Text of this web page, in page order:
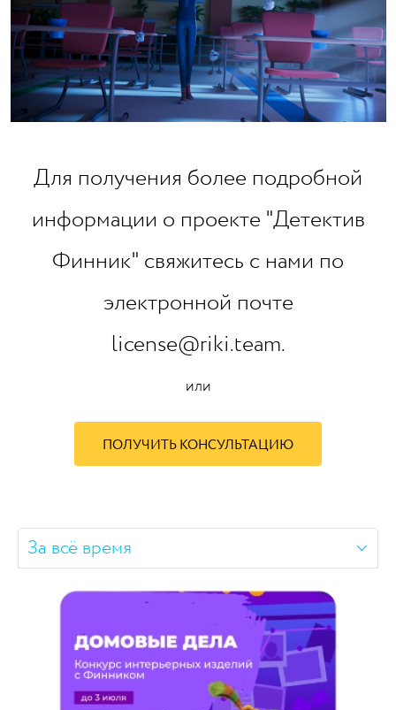
Для получения более подробной
информации о проекте "Детектив
Финник" свяжитесь с нами по
электронной почте
license@riki.team.
или
ПОЛУЧИТЬ КОНСУЛЬТАЦИЮ
За всё время